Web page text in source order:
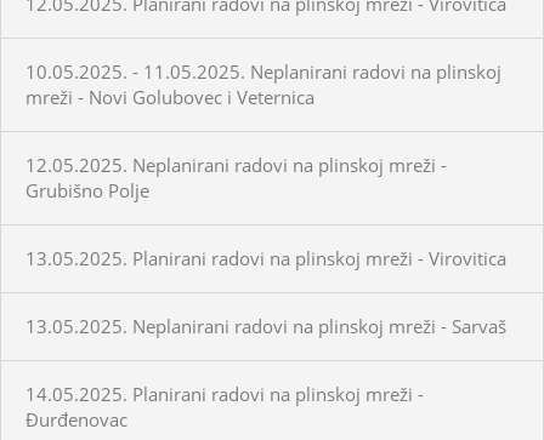
10.05.2025. - 11.05.2025. Neplanirani radovi na plinskoj
mreži - Novi Golubovec i Veternica
12.05.2025. Neplanirani radovi na plinskoj mreži -
Grubišno Polje
13.05.2025. Planirani radovi na plinskoj mreži - Virovitica
13.05.2025. Neplanirani radovi na plinskoj mreži - Sarvaš
14.05.2025. Planirani radovi na plinskoj mreži -
Đurđenovac